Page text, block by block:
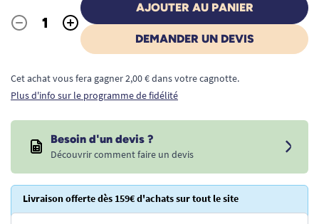
Quantité
- +
AJOUTER AU PANIER
DEMANDER UN DEVIS
Cet achat vous fera gagner 2,00 € dans votre cagnotte.
Plus d'info sur le programme de fidélité
Besoin d'un devis ?
Découvrir comment faire un devis
Livraison offerte dès 159€ d'achats sur tout le site